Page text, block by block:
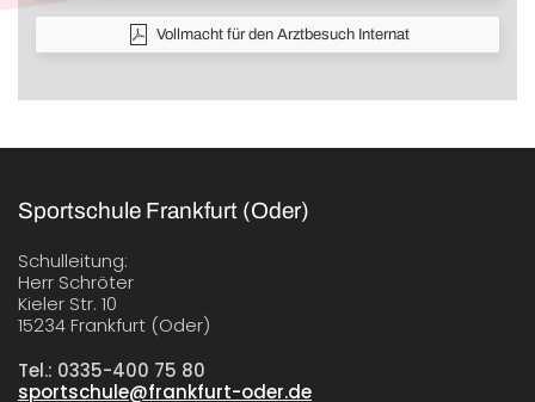
Vollmacht für den Arztbesuch Internat
Sportschule Frankfurt (Oder)
Schulleitung:
Herr Schröter
Kieler Str. 10
15234 Frankfurt (Oder)
Tel.: 0335-400 75 80
sportschule@frankfurt-oder.de